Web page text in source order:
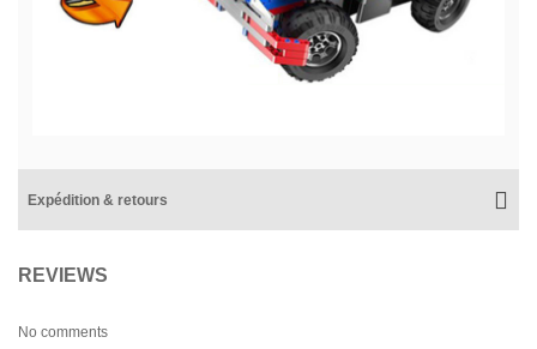
Expédition & retours
REVIEWS
No comments